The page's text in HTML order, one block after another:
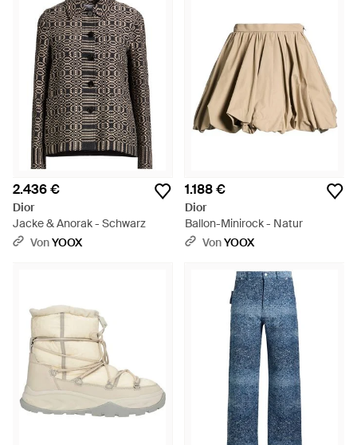
2.436 €
Dior
Jacke & Anorak - Schwarz
VonYOOX
1.188 €
Dior
Ballon-Minirock - Natur
VonYOOX